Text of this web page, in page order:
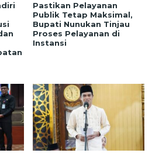
Pastikan Pelayanan
Publik Tetap Maksimal,
Bupati Nunukan Tinjau
Proses Pelayanan di
Instansi